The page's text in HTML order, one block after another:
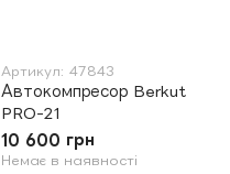
Артикул: 47843
Автокомпресор Berkut
PRO-21
10 600 грн
Немає в наявності